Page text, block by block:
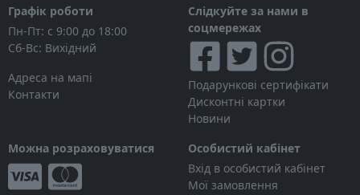
Графік роботи
Пн-Пт: с 9:00 до 18:00
Сб-Вс: Вихідний
Адреса на мапі
Контакти
Слідкуйте за нами в
соцмережах
Подарункові сертифікати
Дисконтні картки
Новини
Можна розраховуватися
Особистий кабінет
Вхід в особистий кабінет
Мої замовлення